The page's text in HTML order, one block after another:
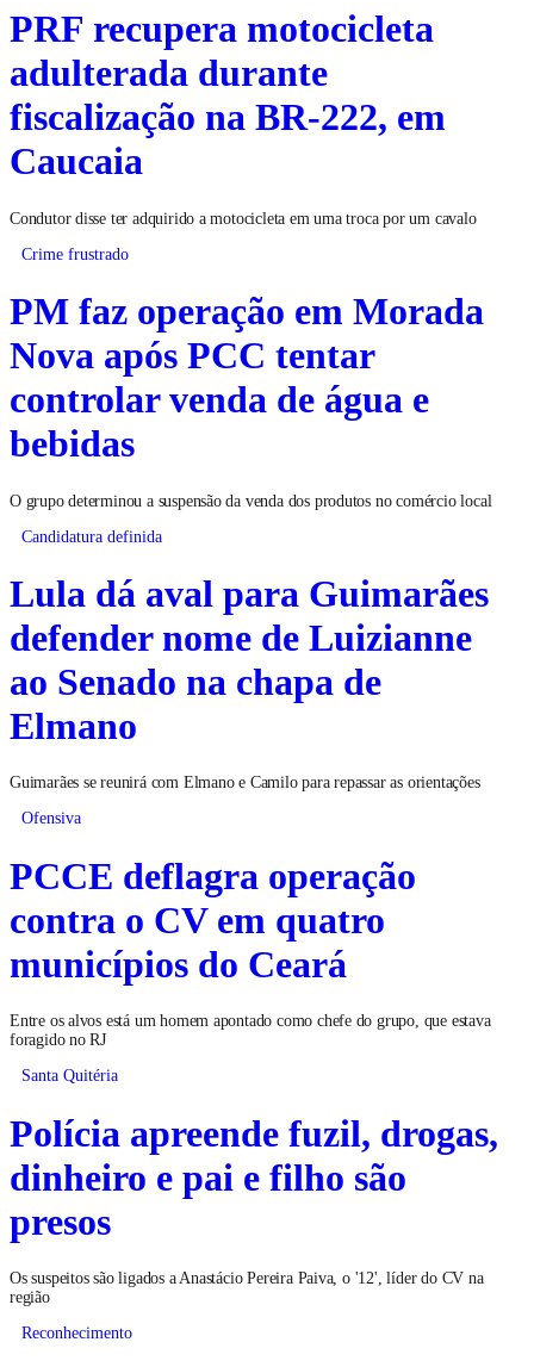
PRF recupera motocicleta
adulterada durante
fiscalização na BR-222, em
Caucaia
Condutor disse ter adquirido a motocicleta em uma troca por um cavalo
Crime frustrado
PM faz operação em Morada
Nova após PCC tentar
controlar venda de água e
bebidas
O grupo determinou a suspensão da venda dos produtos no comércio local
Candidatura definida
Lula dá aval para Guimarães
defender nome de Luizianne
ao Senado na chapa de
Elmano
Guimarães se reunirá com Elmano e Camilo para repassar as orientações
Ofensiva
PCCE deflagra operação
contra o CV em quatro
municípios do Ceará
Entre os alvos está um homem apontado como chefe do grupo, que estava
foragido no RJ
Santa Quitéria
Polícia apreende fuzil, drogas,
dinheiro e pai e filho são
presos
Os suspeitos são ligados a Anastácio Pereira Paiva, o '12', líder do CV na
região
Reconhecimento